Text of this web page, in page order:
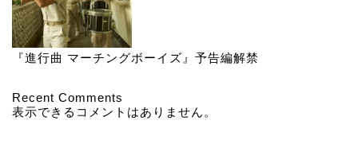
『進行曲 マーチングボーイズ』予告編解禁
Recent Comments
表示できるコメントはありません。